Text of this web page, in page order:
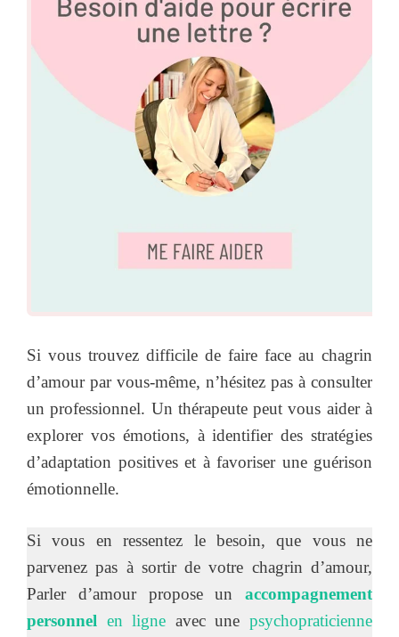
Si vous trouvez difficile de faire face au chagrin
d’amour par vous-même, n’hésitez pas à consulter
un professionnel. Un thérapeute peut vous aider à
explorer vos émotions, à identifier des stratégies
d’adaptation positives et à favoriser une guérison
émotionnelle.
Si vous en ressentez le besoin, que vous ne
parvenez pas à sortir de votre chagrin d’amour,
Parler d’amour propose un accompagnement
personnel en ligne avec unepsychopraticienne